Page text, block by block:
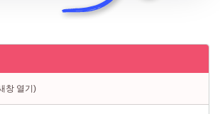
창 열기)